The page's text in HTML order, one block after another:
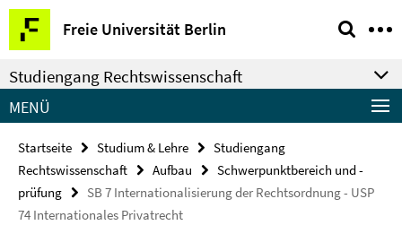
Springe
direkt
zu
Inhalt
Freie Universität Berlin
Service-
Navigation
Studiengang Rechtswissenschaft
MENÜ
Startseite Studium & Lehre
Studiengang
Rechtswissenschaft
Aufbau
Schwerpunktbereich und -
prüfung
SB 7 Internationalisierung der Rechtsordnung - USP
74 Internationales Privatrecht